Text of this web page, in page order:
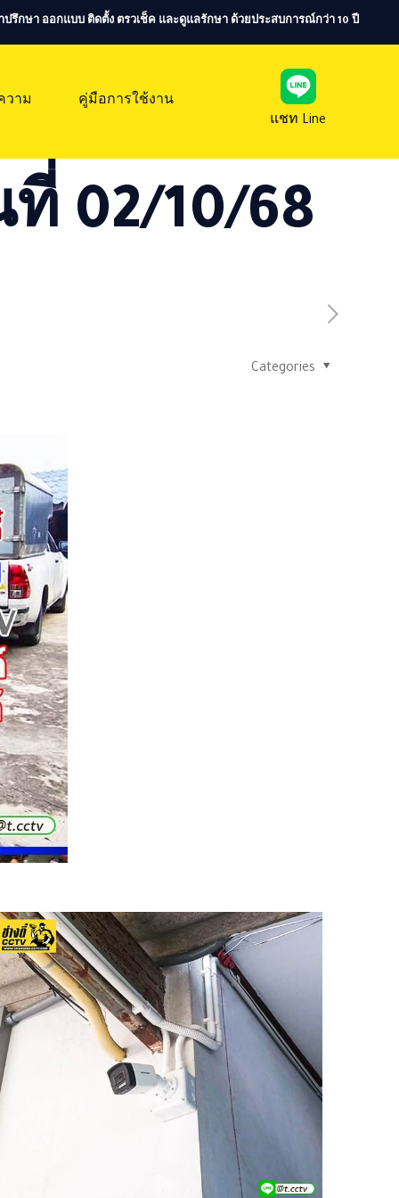
ปรึกษา ออกแบบ ติดตั้ง ตรวเช็ค และดูแลรักษา ด้วยประสบการณ์กว่า 10 ปี
วาม
คู่มือการใช้งาน
แชท Line
02/10/68
Categories